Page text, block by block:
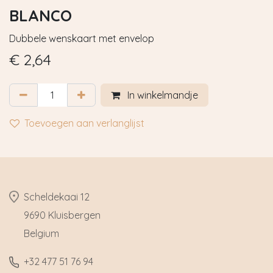
BLANCO
Dubbele wenskaart met envelop
€ 2,64
In winkelmandje
Toevoegen aan verlanglijst
​Scheldekaai 12
9690 Kluisbergen
​Belgium
​+32 477 51 76 94